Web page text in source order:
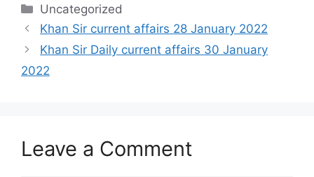
Categories
Uncategorized
Khan Sir current affairs 28 January 2022
Khan Sir Daily current affairs 30 January
2022
Leave a Comment